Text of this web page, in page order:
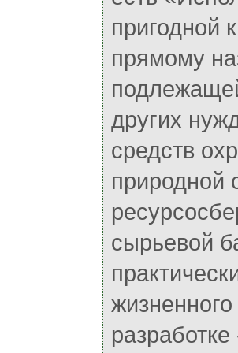
пригодной
прямому
других
средств
природной
сырьевой